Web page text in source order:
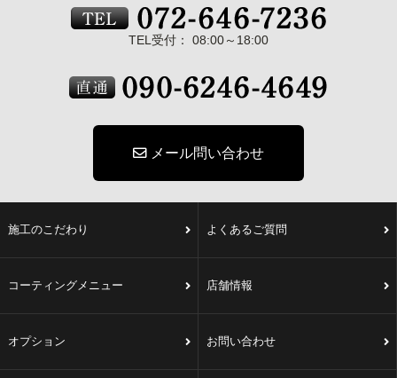
TEL受付： 08:00～18:00
メール問い合わせ
施工のこだわり よくあるご質問
コーティングメニュー 店舗情報
オプション お問い合わせ